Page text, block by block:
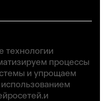
технологии
процессы
и упрощаем